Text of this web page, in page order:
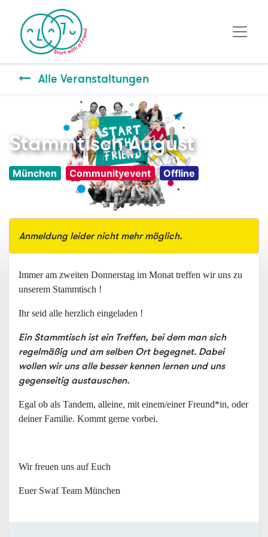
Alle Veranstaltungen
Stammtisch August
München Communityevent Offline
Anmeldung leider nicht mehr möglich.
Immer am zweiten Donnerstag im Monat treffen wir uns zu
unserem Stammtisch !
Ihr seid alle herzlich eingeladen !
Ein Stammtisch ist ein Treffen, bei dem man sich
regelmäßig und am selben Ort begegnet. Dabei
wollen wir uns alle besser kennen lernen und uns
gegenseitig austauschen.
Egal ob als Tandem, alleine, mit einem/einer Freund*in, oder
deiner Familie. Kommt gerne vorbei.
Wir freuen uns auf Euch
Euer Swaf Team München